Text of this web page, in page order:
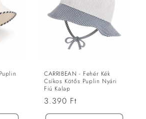
CARRIBEAN - Fehér Kék
Csíkos Kötős Puplin Nyári
Fiú Kalap
Normál
ár
3.390 Ft